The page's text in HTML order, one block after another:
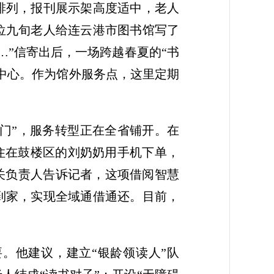
，报刊展示架高度适中，老人
旬老人给连云港市图书馆写了
信寄出后，一场跨越春夏的“书
心。作为馆外服务点，这里定期
”，服务转型正在全省铺开。在
鼓楼区的刘奶奶用手机下单，
责人告诉记者，这项借阅智慧
，实现全域通借通还。目前，
他建议，建立“银龄领读人”队